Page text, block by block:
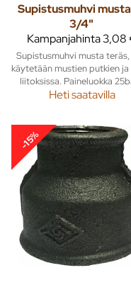
Supistusmuhvi musta
3/4"
Kampanjahinta3,08
Supistusmuhvi musta
käytetään mustien putkien ja
liitoksissa. Paineluokka
Heti saatavilla
-15%